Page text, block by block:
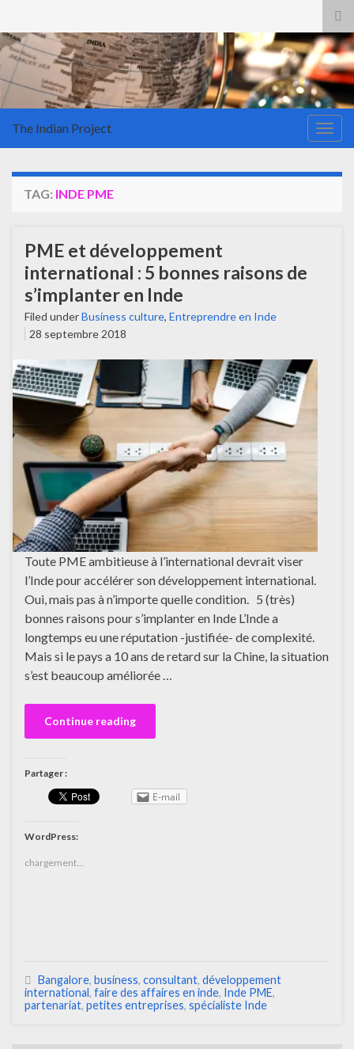
The Indian Project
TAG: INDE PME
PME et développement
international : 5 bonnes raisons de
s’implanter en Inde
Filed underBusiness culture, Entreprendre en Inde
28 septembre 2018
Toute PME ambitieuse à l’international devrait viser
l’Inde pour accélérer son développement international.
Oui, mais pas à n’importe quelle condition. 5 (très)
bonnes raisons pour s’implanter en Inde L’Inde a
longtemps eu une réputation -justifiée- de complexité.
Mais si le pays a 10 ans de retard sur la Chine, la situation
s’est beaucoup améliorée …
Continue reading
Partager :
E-mail
WordPress:
chargement…
Bangalore, business, consultant, développement
international, faire des affaires en inde, Inde PME,
partenariat, petites entreprises, spécialiste Inde